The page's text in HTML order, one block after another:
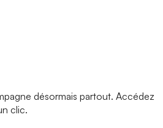
désormais partout. Accédez
clic.